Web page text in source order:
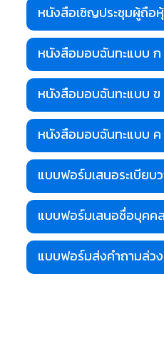
หนังสือเชิญประชุมผู้ถือหุ้
หนังสือมอบฉันทะแบบ ก
หนังสือมอบฉันทะแบบ ข
หนังสือมอบฉันทะแบบ ค
แบบฟอร์มเสนอระเบียบ
แบบฟอร์มเสนอชื่อบุคค
แบบฟอร์มส่งคำถามล่ว